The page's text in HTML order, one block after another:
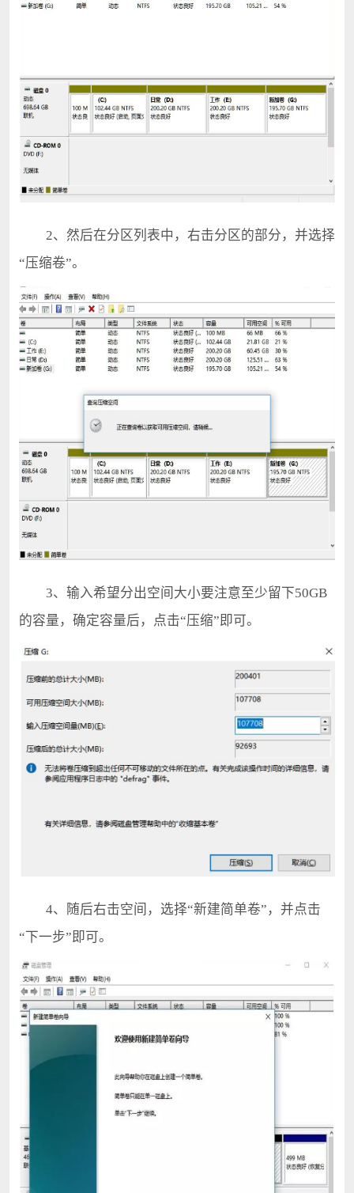
2、然后在分区列表中，右击分区的部分，并选择
“压缩卷”。
3、输入希望分出空间大小要注意至少留下50GB
的容量，确定容量后，点击“压缩”即可。
4、随后右击空间，选择“新建简单卷”，并点击
“下一步”即可。